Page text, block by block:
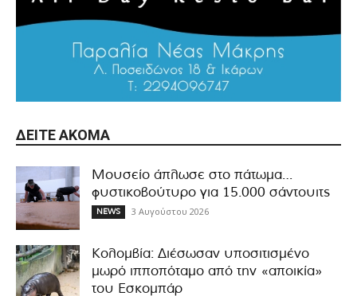
ΔΕΊΤΕ ΑΚΌΜΑ
Μουσείο άπλωσε στο πάτωμα…
φυστικοβούτυρο για 15.000 σάντουιτς
NEWS 3 Αυγούστου 2026
Κολομβία: Διέσωσαν υποσιτισμένο
μωρό ιπποπόταμο από την «αποικία»
του Εσκομπάρ